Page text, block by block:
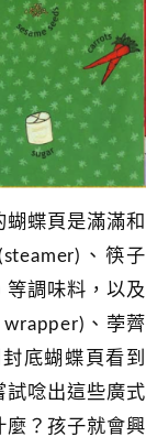
蝶頁是滿滿和
、筷子
等調味料，以及
、荸薺
底蝴蝶頁看到
試唸出這些廣式
麼？孩子就會興